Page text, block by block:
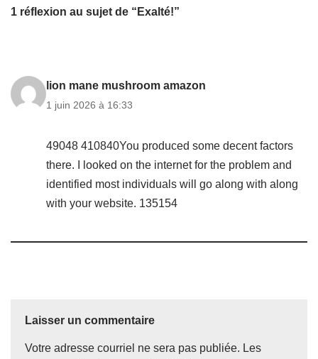
1 réflexion au sujet de “Exalté!”
lion mane mushroom amazon
1 juin 2026 à 16:33
49048 410840You produced some decent factors
there. I looked on the internet for the problem and
identified most individuals will go along with along
with your website. 135154
Laisser un commentaire
Votre adresse courriel ne sera pas publiée. Les